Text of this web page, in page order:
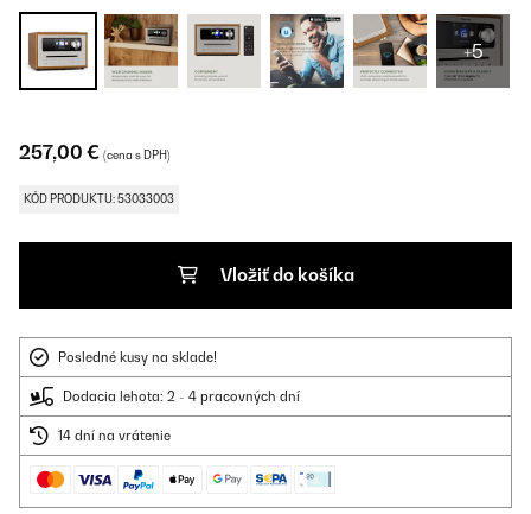
+5
257,00 € (cena s DPH)
KÓD PRODUKTU: 53033003
Vložiť do košíka
Posledné kusy na sklade!
Dodacia lehota: 2 - 4 pracovných dní
14 dní na vrátenie